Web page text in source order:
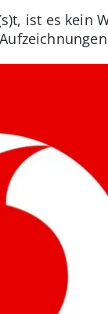
ist es kein